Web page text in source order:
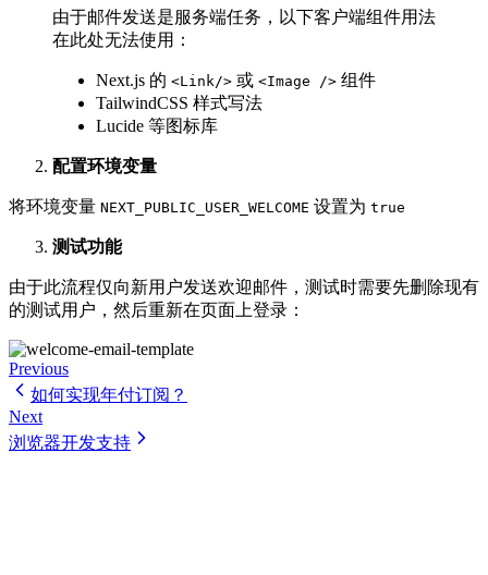
由于邮件发送是服务端任务，以下客户端组件用法
在此处无法使用：
Next.js 的 <Link/> 或 <Image /> 组件
TailwindCSS 样式写法
Lucide 等图标库
配置环境变量
将环境变量 NEXT_PUBLIC_USER_WELCOME 设置为 true
测试功能
由于此流程仅向新用户发送欢迎邮件，测试时需要先删除现有
的测试用户，然后重新在页面上登录：
Previous
如何实现年付订阅？
Next
浏览器开发支持